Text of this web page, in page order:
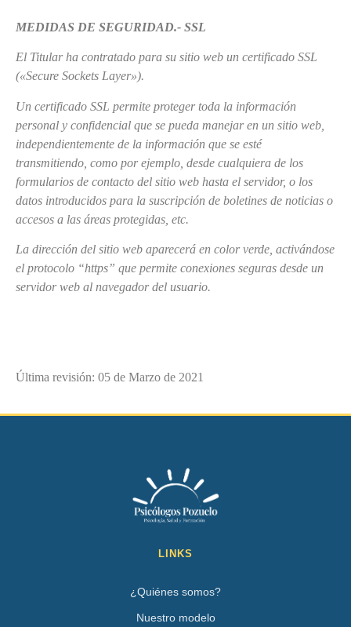
MEDIDAS DE SEGURIDAD.- SSL
El Titular ha contratado para su sitio web un certificado SSL
(«Secure Sockets Layer»).
Un certificado SSL permite proteger toda la información
personal y confidencial que se pueda manejar en un sitio web,
independientemente de la información que se esté
transmitiendo, como por ejemplo, desde cualquiera de los
formularios de contacto del sitio web hasta el servidor, o los
datos introducidos para la suscripción de boletines de noticias o
accesos a las áreas protegidas, etc.
La dirección del sitio web aparecerá en color verde, activándose
el protocolo “https” que permite conexiones seguras desde un
servidor web al navegador del usuario.
Última revisión: 05 de Marzo de 2021
LINKS
¿Quiénes somos?
Nuestro modelo